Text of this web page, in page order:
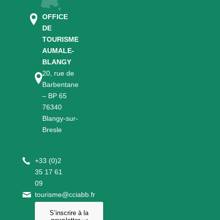
OFFICE
DE
TOURISME
AUMALE-
BLANGY
20, rue de
Barbentane
– BP 65
76340
Blangy-sur-
Bresle
+33 (0)2
35 17 61
09
tourisme@cciabb.fr
S’inscrire à la